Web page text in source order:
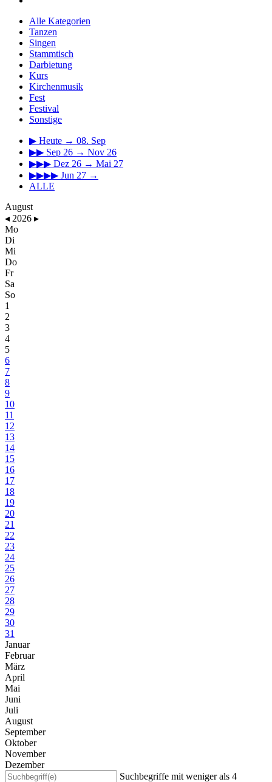
Alle Kategorien
Tanzen
Singen
Stammtisch
Darbietung
Kurs
Kirchenmusik
Fest
Festival
Sonstige
▶ Heute → 08. Sep
▶▶ Sep 26 → Nov 26
▶▶▶ Dez 26 → Mai 27
▶▶▶▶ Jun 27 →
ALLE
August
◂ 2026 ▸
Mo
Di
Mi
Do
Fr
Sa
So
1
2
3
4
5
6
7
8
9
10
11
12
13
14
15
16
17
18
19
20
21
22
23
24
25
26
27
28
29
30
31
Januar
Februar
März
April
Mai
Juni
Juli
August
September
Oktober
November
Dezember
Suchbegriffe mit weniger als 4